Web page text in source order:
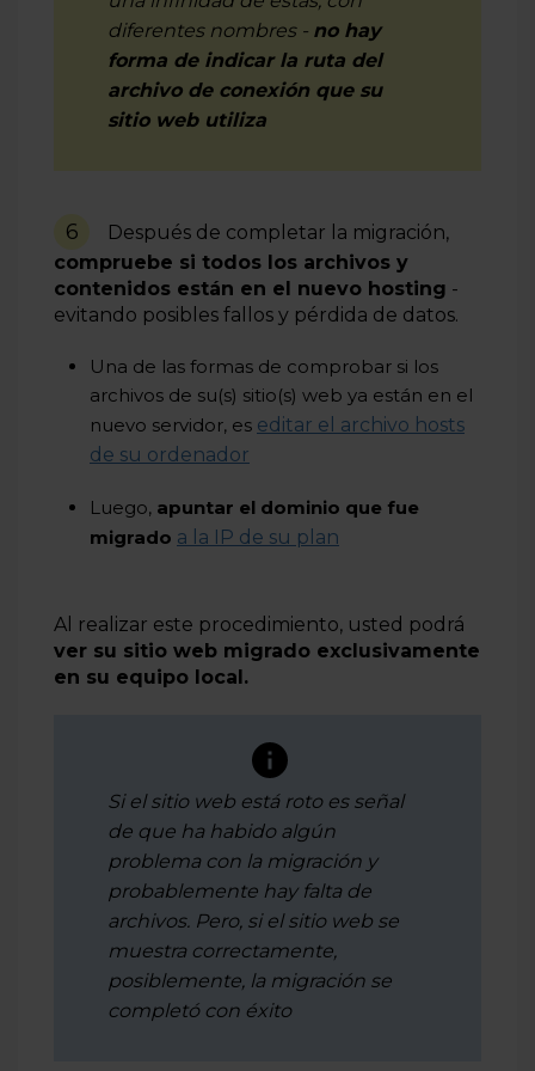
diferentes nombres - no hay
forma de indicar la ruta del
archivo de conexión que su
sitio web utiliza
6
Después de completar la migración,
compruebe si todos los archivos y
contenidos están en el nuevo hosting -
evitando posibles fallos y pérdida de datos.
Una de las formas de comprobar si los
archivos de su(s) sitio(s) web ya están en el
nuevo servidor, es editar el archivo hosts
de su ordenador
Luego, apuntar el dominio que fue
migrado a la IP de su plan
Al realizar este procedimiento, usted podrá
ver su sitio web migrado exclusivamente
en su equipo local.
Si el sitio web está roto es señal
de que ha habido algún
problema con la migración y
probablemente hay falta de
archivos. Pero, si el sitio web se
muestra correctamente,
posiblemente, la migración se
completó con éxito